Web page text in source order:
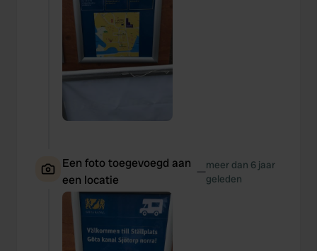
Een foto toegevoegd aan
een locatie
—meer dan 6 jaar
geleden